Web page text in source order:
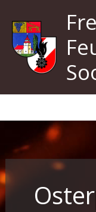
Inhalt
springen